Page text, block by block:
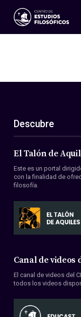
Eventos
ES
EN
Acerca de nosotros
Miembros
Convenios
Descubre
El Talón de
Este es un portal
con la finalidad de
filosofía.
Canal de videos
El canal de videos del
todos los videos